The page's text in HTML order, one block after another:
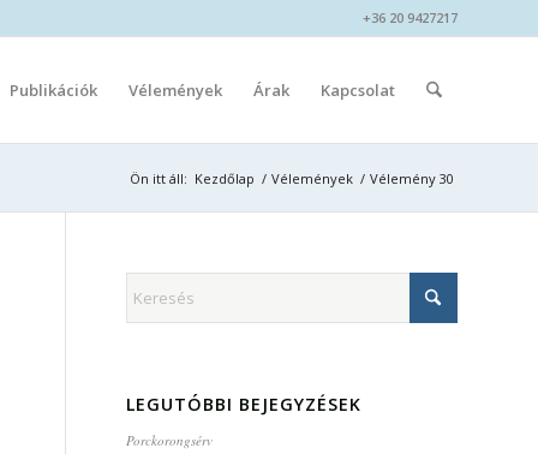
+36 20 9427217
Publikációk Vélemények Árak Kapcsolat
Ön itt áll: Kezdőlap / Vélemények / Vélemény 30
LEGUTÓBBI BEJEGYZÉSEK
Porckorongsérv